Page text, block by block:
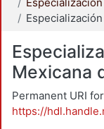
Mexicana
Permanent URI
https://